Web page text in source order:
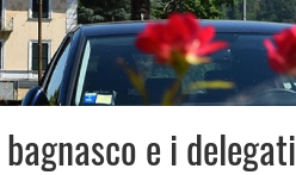
e i delegati